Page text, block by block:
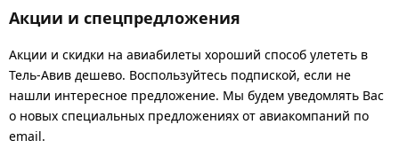
Акции и спецпредложения
Акции и скидки на авиабилеты хороший способ улететь в
Тель-Авив дешево. Воспользуйтесь подпиской, если не
нашли интересное предложение. Мы будем уведомлять Вас
о новых специальных предложениях от авиакомпаний по
email.